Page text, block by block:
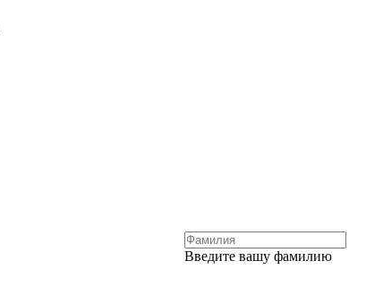
Введите вашу фамилию